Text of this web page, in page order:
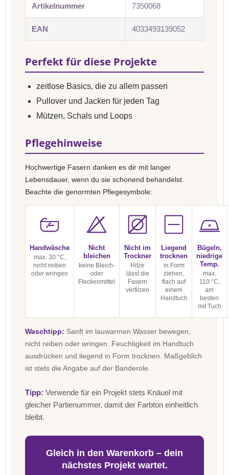
Artikelnummer 7350068
EAN 4033493139052
Perfekt für diese Projekte
zeitlose Basics, die zu allem passen
Pullover und Jacken für jeden Tag
Mützen, Schals und Loops
Pflegehinweise
Hochwertige Fasern danken es dir mit langer
Lebensdauer, wenn du sie schonend behandelst.
Beachte die genormten Pflegesymbole:
Handwäsche
max. 30 °C,
nicht reiben
oder wringen
Nicht
bleichen
keine Bleich-
oder
Fleckenmittel
Nicht im
Trockner
Hitze
lässt die
Fasern
verfilzen
Liegend
trocknen
in Form
ziehen,
flach auf
einem
Handtuch
Bügeln,
niedrige
Temp.
max.
110 °C,
am
besten
mit Tuch
Waschtipp: Sanft im lauwarmen Wasser bewegen,
nicht reiben oder wringen. Feuchtigkeit im Handtuch
ausdrücken und liegend in Form trocknen. Maßgeblich
ist stets die Angabe auf der Banderole.
Tipp: Verwende für ein Projekt stets Knäuel mit
gleicher Partienummer, damit der Farbton einheitlich
bleibt.
Gleich in den Warenkorb – dein
nächstes Projekt wartet.